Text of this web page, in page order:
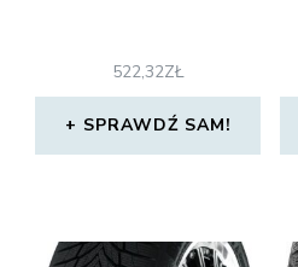
522,32ZŁ
SPRAWDŹ SAM!